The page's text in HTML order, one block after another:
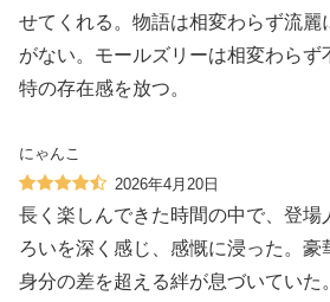
せてくれる。物語は相変わらず流麗
がない。モールズリーは相変わらず
特の存在感を放つ。
にゃんこ
2026年4月20日
長く楽しんできた時間の中で、登場
ろいを深く感じ、感慨に浸った。豪
身分の差を超える絆が息づいていた